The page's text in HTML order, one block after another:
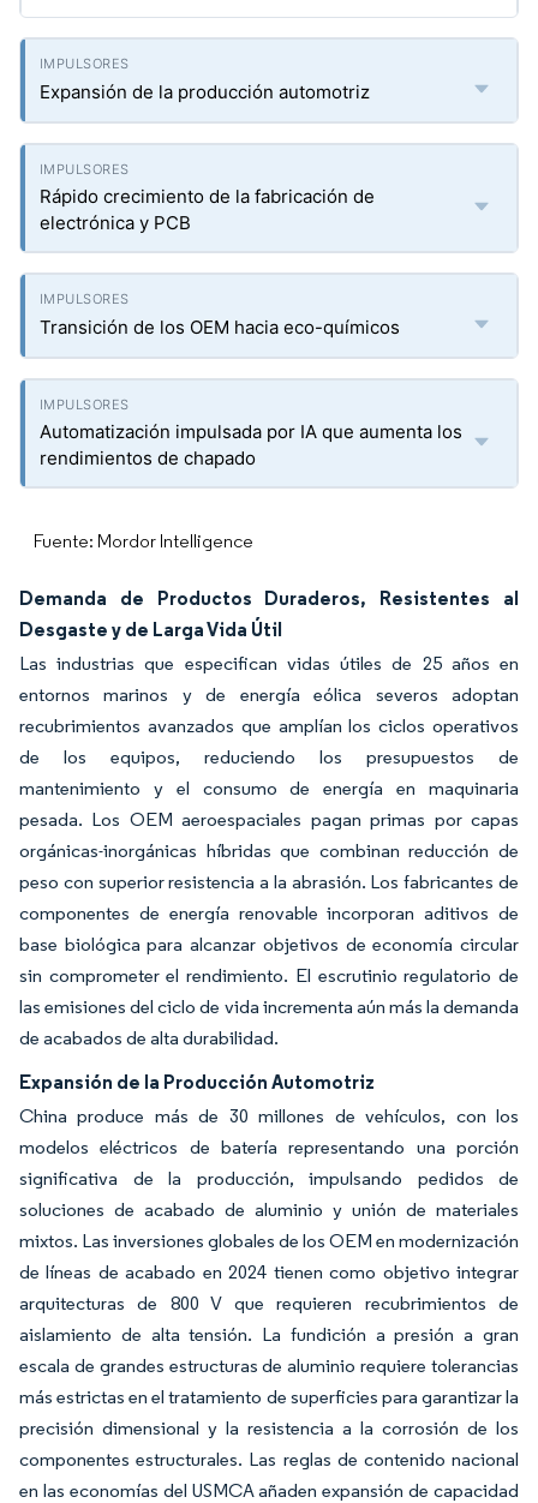
Expansión de la producción automotriz
Rápido crecimiento de la fabricación de
electrónica y PCB
Transición de los OEM hacia eco-químicos
Automatización impulsada por IA que aumenta los
rendimientos de chapado
Fuente: Mordor Intelligence
Demanda de Productos Duraderos, Resistentes al
Desgaste y de Larga Vida Útil
Las industrias que especifican vidas útiles de 25 años en
entornos marinos y de energía eólica severos adoptan
recubrimientos avanzados que amplían los ciclos operativos
de los equipos, reduciendo los presupuestos de
mantenimiento y el consumo de energía en maquinaria
pesada. Los OEM aeroespaciales pagan primas por capas
orgánicas-inorgánicas híbridas que combinan reducción de
peso con superior resistencia a la abrasión. Los fabricantes de
componentes de energía renovable incorporan aditivos de
base biológica para alcanzar objetivos de economía circular
sin comprometer el rendimiento. El escrutinio regulatorio de
las emisiones del ciclo de vida incrementa aún más la demanda
de acabados de alta durabilidad.
Expansión de la Producción Automotriz
China produce más de 30 millones de vehículos, con los
modelos eléctricos de batería representando una porción
significativa de la producción, impulsando pedidos de
soluciones de acabado de aluminio y unión de materiales
mixtos. Las inversiones globales de los OEM en modernización
de líneas de acabado en 2024 tienen como objetivo integrar
arquitecturas de 800 V que requieren recubrimientos de
aislamiento de alta tensión. La fundición a presión a gran
escala de grandes estructuras de aluminio requiere tolerancias
más estrictas en el tratamiento de superficies para garantizar la
precisión dimensional y la resistencia a la corrosión de los
componentes estructurales. Las reglas de contenido nacional
en las economías del USMCA añaden expansión de capacidad